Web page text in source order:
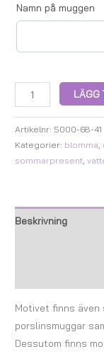
Namn på muggen
LÄGG
Artikelnr: 5000-68-41
Kategorier: blomma
sommarpresent ,
Beskrivning
Motivet finns även
porslinsmuggar
Dessutom finns